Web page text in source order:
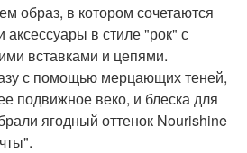
образ, в котором сочетаются
в стиле "рок" с
вставками и цепями.
с помощью мерцающих теней,
подвижное веко, и блеска для
ягодный оттенок Nourishine